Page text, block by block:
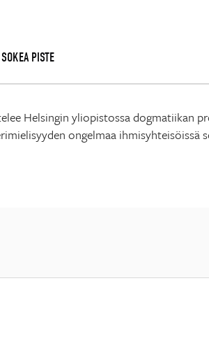
SOKEA PISTE
Helsingin yliopistossa dogmatiikan
ongelmaa ihmisyhteisöissä